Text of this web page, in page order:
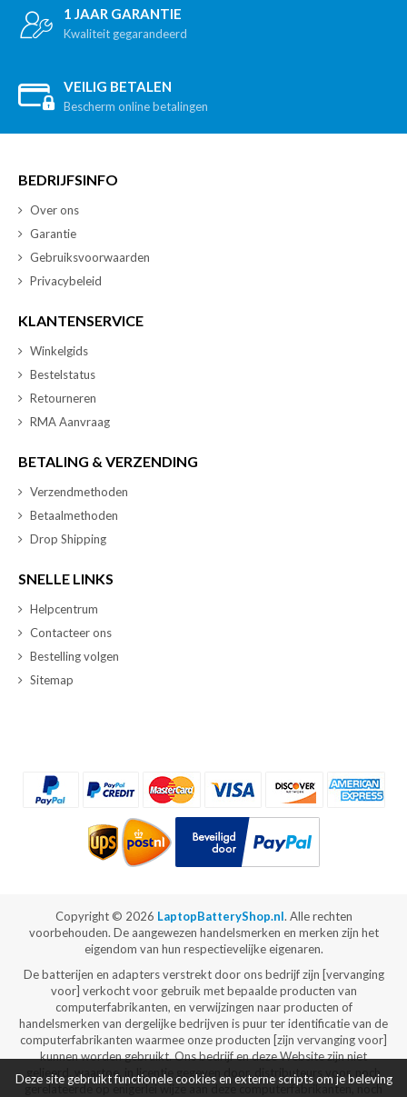
1 JAAR GARANTIE
Kwaliteit gegarandeerd
VEILIG BETALEN
Bescherm online betalingen
BEDRIJFSINFO
Over ons
Garantie
Gebruiksvoorwaarden
Privacybeleid
KLANTENSERVICE
Winkelgids
Bestelstatus
Retourneren
RMA Aanvraag
BETALING & VERZENDING
Verzendmethoden
Betaalmethoden
Drop Shipping
SNELLE LINKS
Helpcentrum
Contacteer ons
Bestelling volgen
Sitemap
Copyright © 2026 LaptopBatteryShop.nl. Alle rechten
voorbehouden. De aangewezen handelsmerken en merken zijn het
eigendom van hun respectievelijke eigenaren.
De batterijen en adapters verstrekt door ons bedrijf zijn [vervanging
voor] verkocht voor gebruik met bepaalde producten van
computerfabrikanten, en verwijzingen naar producten of
handelsmerken van dergelijke bedrijven is puur ter identificatie van de
computerfabrikanten waarmee onze producten [zijn vervanging voor]
kunnen worden gebruikt. Ons bedrijf en deze Website zijn niet
gelieerd, waartoe, in licentie gegeven door, distributeurs voor, noch
gerelateerde op enigerlei wijze aan deze computerfabrikanten, noch
Deze site gebruikt functionele cookies en externe scripts om je beleving